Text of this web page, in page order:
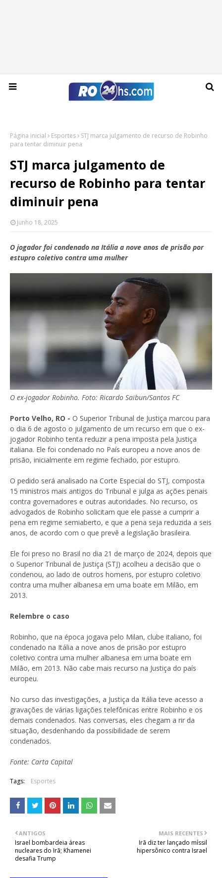
Sexta-feira, 07 de agosto de 2026
Página inicial Esportes
STJ marca julgamento de recurso de Robinho
para tentar diminuir pena
STJ marca julgamento de
recurso de Robinho para tentar
diminuir pena
Junho 18, 2025
O jogador foi condenado na Itália a nove anos de prisão por
estupro coletivo contra uma mulher
O ex-jogador Robinho. Foto: Ricardo Saibun/Santos FC
Porto Velho, RO - O Superior Tribunal de Justiça marcou para
o dia 6 de agosto o julgamento de um recurso em que o ex-
jogador Robinho tenta reduzir a pena imposta pela Justiça
italiana. Ele foi condenado no País europeu a nove anos de
prisão, inicialmente em regime fechado, por estupro.
O pedido será analisado na Corte Especial do STJ, composta
15 ministros mais antigos do Tribunal e julga as ações penais
contra governadores e outras autoridades. No recurso, os
advogados de Robinho solicitam que ele passe a cumprir a
pena em regime semiaberto, e que a pena seja reduzida a seis
anos, de acordo com o que prevê a legislação brasileira.
Ele foi preso no Brasil no dia 21 de março de 2024, depois que
o Superior Tribunal de Justiça (STJ) acolheu a decisão que o
condenou, ao lado de outros homens, por estupro coletivo
contra uma mulher albanesa em uma boate em Milão, em
2013.
Relembre o caso
Robinho, que na época jogava pelo Milan, clube italiano, foi
condenado na Itália a nove anos de prisão por estupro
coletivo contra uma mulher albanesa em uma boate em
Milão, em 2013. Não cabe mais recurso na Justiça do país
europeu.
No curso das investigações, a Justiça da Itália teve acesso a
gravações de várias ligações telefônicas entre Robinho e os
demais condenados. Nas conversas, eles chegam a rir da
situação, desdenhando da possibilidade de serem
condenados.
Fonte: Carta Capital
Tags: Esportes
MAIS RECENTES
Irã diz ter lançado míssil
hipersônico contra Israel
ANTIGOS
Israel bombardeia áreas
nucleares do Irã; Khamenei
desafia Trump